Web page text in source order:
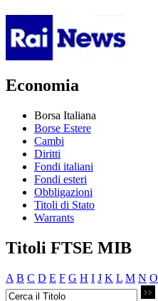
Economia
Borsa Italiana
Borse Estere
Cambi
Diritti
Fondi italiani
Fondi esteri
Obbligazioni
Titoli di Stato
Warrants
Titoli FTSE MIB
A B C D E F G H I J K L M N O